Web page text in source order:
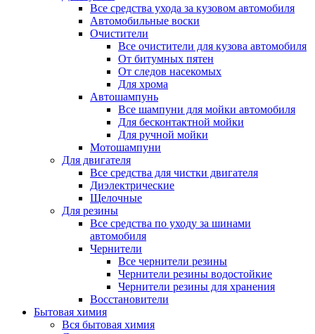
Все средства ухода за кузовом автомобиля
Автомобильные воски
Очистители
Все очистители для кузова автомобиля
От битумных пятен
От следов насекомых
Для хрома
Автошампунь
Все шампуни для мойки автомобиля
Для бесконтактной мойки
Для ручной мойки
Мотошампуни
Для двигателя
Все средства для чистки двигателя
Диэлектрические
Щелочные
Для резины
Все средства по уходу за шинами
автомобиля
Чернители
Все чернители резины
Чернители резины водостойкие
Чернители резины для хранения
Восстановители
Бытовая химия
Вся бытовая химия